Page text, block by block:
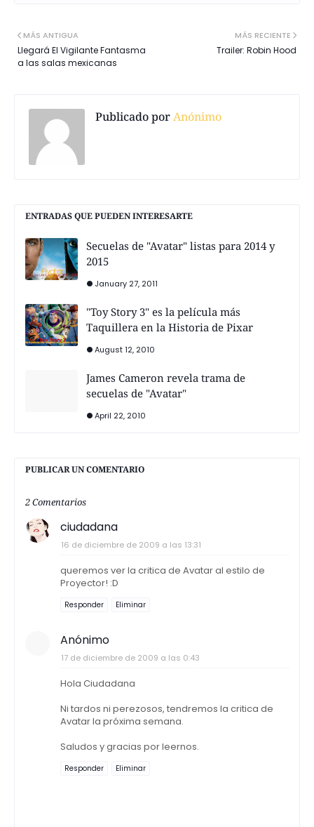
MÁS RECIENTE
Trailer: Robin Hood
MÁS ANTIGUA
Llegará El Vigilante Fantasma
a las salas mexicanas
Publicado porAnónimo
ENTRADAS QUE PUEDEN INTERESARTE
Secuelas de "Avatar" listas para 2014 y
2015
January 27, 2011
"Toy Story 3" es la película más
Taquillera en la Historia de Pixar
August 12, 2010
James Cameron revela trama de
secuelas de "Avatar"
April 22, 2010
PUBLICAR UN COMENTARIO
2 Comentarios
ciudadana
16 de diciembre de 2009 a las 13:31
queremos ver la critica de Avatar al estilo de
Proyector! :D
Responder Eliminar
Anónimo
17 de diciembre de 2009 a las 0:43
Hola Ciudadana
Ni tardos ni perezosos, tendremos la critica de
Avatar la próxima semana.
Saludos y gracias por leernos.
Responder Eliminar